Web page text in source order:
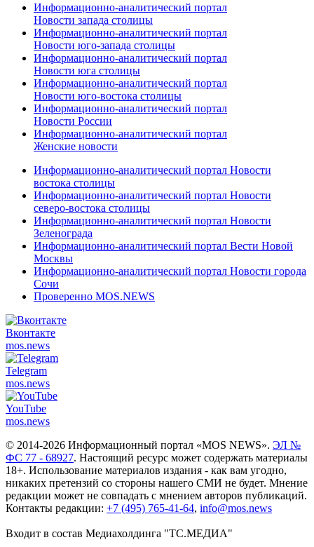
Информационно-аналитический портал
Новости запада столицы
Информационно-аналитический портал
Новости юго-запада столицы
Информационно-аналитический портал
Новости юга столицы
Информационно-аналитический портал
Новости юго-востока столицы
Информационно-аналитический портал
Новости России
Информационно-аналитический портал
Женские новости
Информационно-аналитический портал Новости
востока столицы
Информационно-аналитический портал Новости
северо-востока столицы
Информационно-аналитический портал Новости
Зеленограда
Информационно-аналитический портал Вести Новой
Москвы
Информационно-аналитический портал Новости города
Сочи
Проверенно MOS.NEWS
Вконтакте
mos.news
Telegram
mos.news
YouTube
mos.news
© 2014-2026 Информационный портал «MOS NEWS». ЭЛ №
ФС 77 - 68927. Настоящий ресурс может содержать материалы
18+. Использование материалов издания - как вам угодно,
никаких претензий со стороны нашего СМИ не будет. Мнение
редакции может не совпадать с мнением авторов публикаций.
Контакты редакции: +7 (495) 765-41-64, info@mos.news
Входит в состав Медиахолдинга "ТС.МЕДИА"